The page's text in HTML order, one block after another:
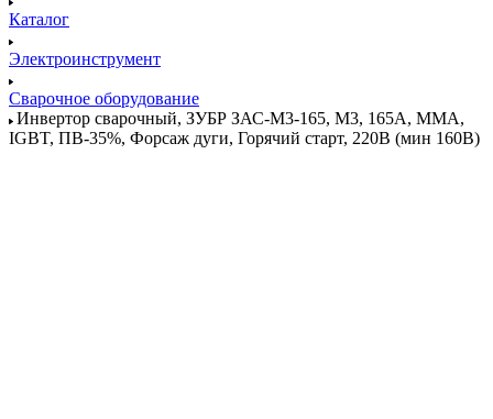
Каталог
Электроинструмент
Сварочное оборудование
Инвертор сварочный, ЗУБР ЗАС-М3-165, М3, 165А, MMA,
IGBT, ПВ-35%, Форсаж дуги, Горячий старт, 220В (мин 160В)